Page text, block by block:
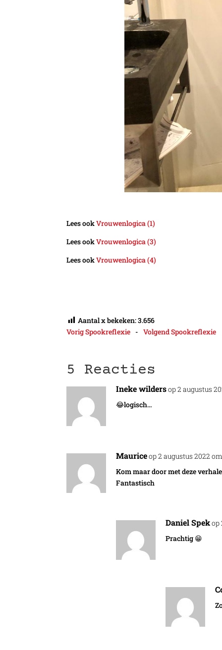
Lees ookVrouwenlogica (1)
Lees ookVrouwenlogica (3)
Lees ookVrouwenlogica (4)
Aantal x bekeken:3.656
Vorig Spookreflexie - Volgend Spookreflexie
5 Reacties
Ineke wildersop 2 augustus
😂logisch…
Mauriceop 2 augustus 2022
Kom maar door met deze
Fantastisch
Daniel Spekop
Prachtig 😁